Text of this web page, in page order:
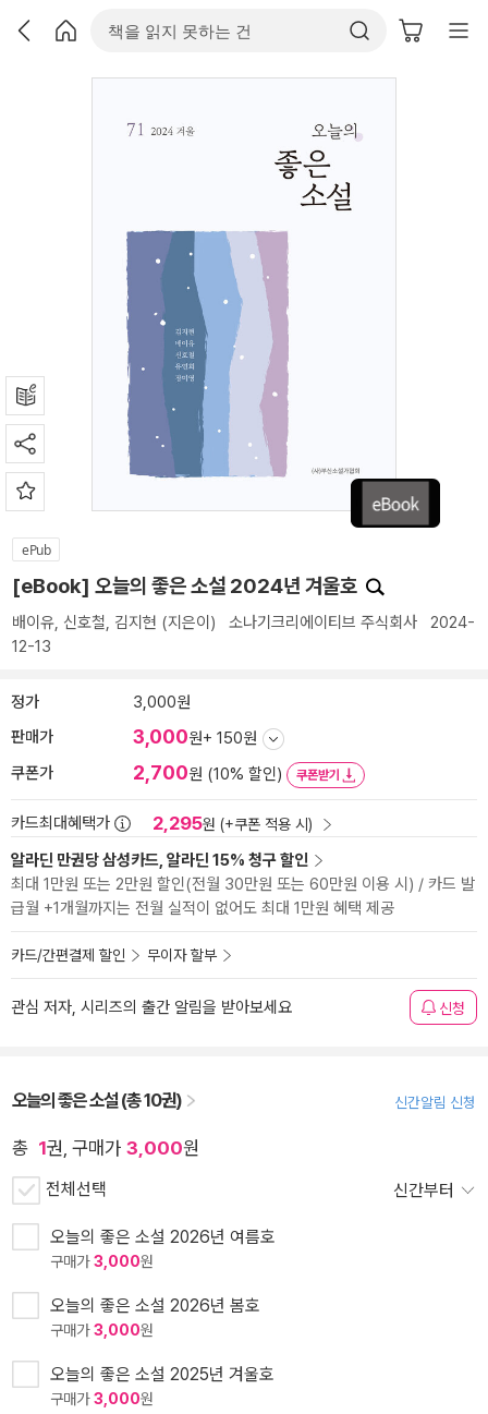
ePub
[eBook] 오늘의 좋은 소설 2024년 겨울호
배이유, 신호철, 김지현 (지은이) 소나기크리에이티브 주식회사 2024-
12-13
정가
3,000원
판매가
3,000원+ 150원
쿠폰가
2,700원 (10% 할인) 쿠폰받기
카드최대혜택가 2,295원 (+쿠폰 적용 시)
알라딘 만권당 삼성카드, 알라딘 15% 청구 할인
최대 1만원 또는 2만원 할인(전월 30만원 또는 60만원 이용 시) / 카드 발
급월 +1개월까지는 전월 실적이 없어도 최대 1만원 혜택 제공
카드/간편결제 할인 무이자 할부
관심 저자, 시리즈의 출간 알림을 받아보세요 신청
오늘의 좋은 소설 (총 10권) 신간알림 신청
총 1권, 구매가 3,000원
전체선택 신간부터
오늘의 좋은 소설 2026년 여름호
구매가3,000원
오늘의 좋은 소설 2026년 봄호
구매가3,000원
오늘의 좋은 소설 2025년 겨울호
구매가3,000원